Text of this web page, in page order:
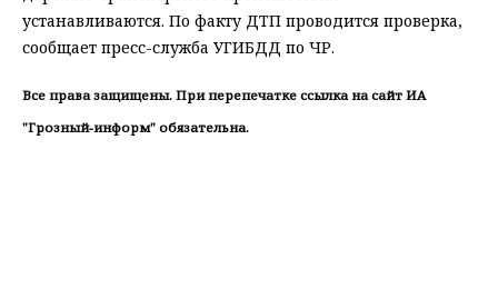
устанавливаются. По факту ДТП проводится проверка,
сообщает пресс-служба УГИБДД по ЧР.
Все права защищены. При перепечатке ссылка на сайт ИА
"Грозный-информ" обязательна.